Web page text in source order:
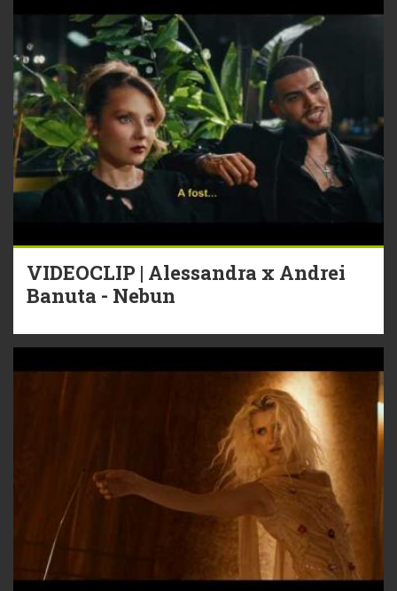
VIDEOCLIP | Alessandra x Andrei
Banuta - Nebun